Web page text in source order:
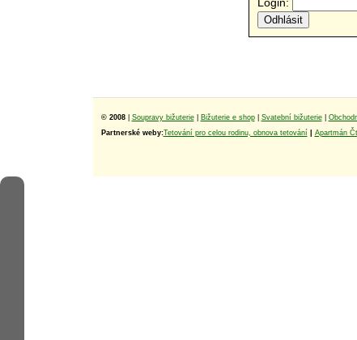
Login:
© 2008 Soupravy bižuterie| Bižuterie e shop| Svatební bižuterie|
Partnerské weby:Tetování pro celou rodinu, obnova tetování Apartmán